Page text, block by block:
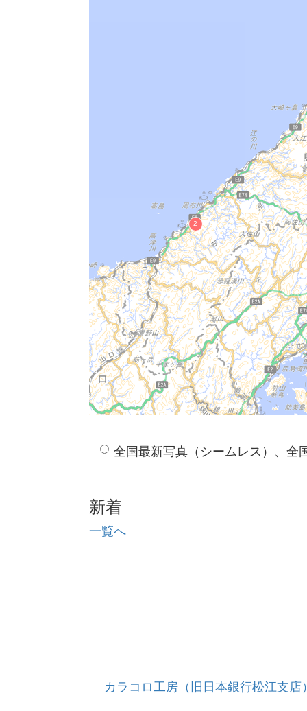
全国最新写真（シームレス）、全
新着
一覧へ
カラコロ工房（旧日本銀行松江支店